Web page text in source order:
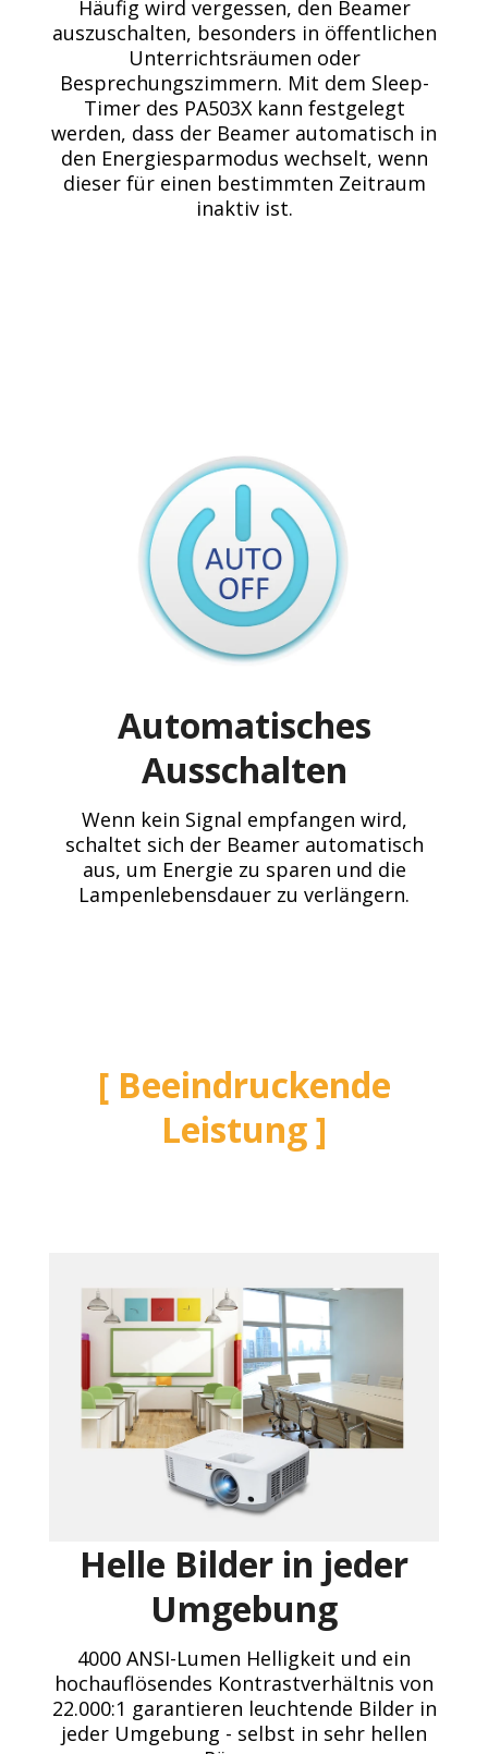
Häufig wird vergessen, den Beamer
auszuschalten, besonders in öffentlichen
Unterrichtsräumen oder
Besprechungszimmern. Mit dem Sleep-
Timer des PA503X kann festgelegt
werden, dass der Beamer automatisch in
den Energiesparmodus wechselt, wenn
dieser für einen bestimmten Zeitraum
inaktiv ist.
Automatisches
Ausschalten
Wenn kein Signal empfangen wird,
schaltet sich der Beamer automatisch
aus, um Energie zu sparen und die
Lampenlebensdauer zu verlängern.
Beeindruckende
Leistung
Helle Bilder in jeder
Umgebung
4000 ANSI-Lumen Helligkeit und ein
hochauflösendes Kontrastverhältnis von
22.000:1 garantieren leuchtende Bilder in
jeder Umgebung - selbst in sehr hellen